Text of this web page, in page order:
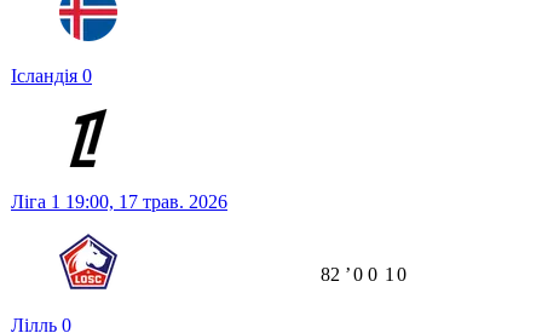
Ісландія 0
Ліга 1 19:00, 17 трав. 2026
Лілль 0
82 ʼ0 0 1 0